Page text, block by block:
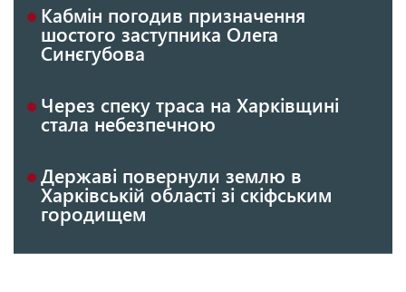
Кабмін погодив призначення
шостого заступника Олега
Синєгубова
Через спеку траса на Харківщині
стала небезпечною
Державі повернули землю в
Харківській області зі скіфським
городищем